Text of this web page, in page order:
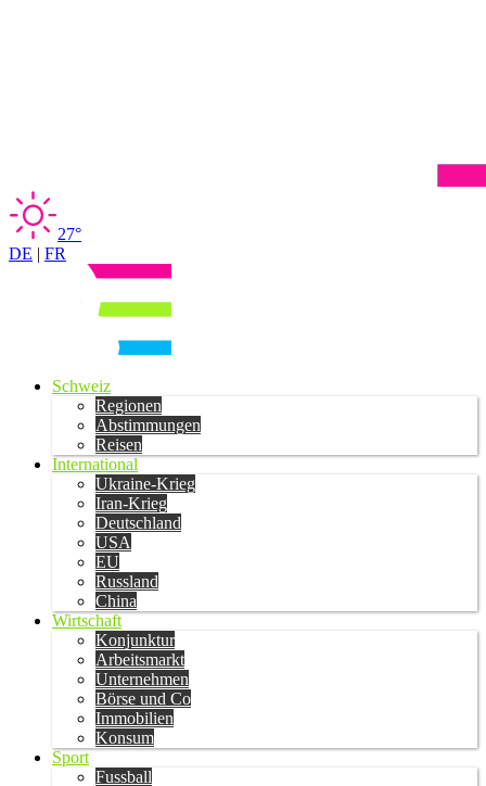
27°
DE | FR
Schweiz
Regionen
Abstimmungen
Reisen
International
Ukraine-Krieg
Iran-Krieg
Deutschland
USA
EU
Russland
China
Wirtschaft
Konjunktur
Arbeitsmarkt
Unternehmen
Börse und Co
Immobilien
Konsum
Sport
Fussball